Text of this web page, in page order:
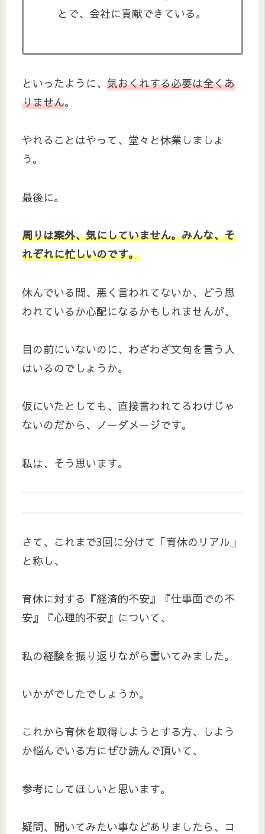
とで、会社に貢献できている。
といったように、 気おくれする必要は全くあ
りません。
やれることはやって、堂々と休業しましょ
う。
最後に。
周りは案外、気にしていません。みんな、そ
れぞれに忙しいのです。
休んでいる間、悪く言われてないか、どう思
われているか心配になるかもしれませんが、
目の前にいないのに、わざわざ文句を言う人
はいるのでしょうか。
仮にいたとしても、直接言われてるわけじゃ
ないのだから、ノーダメージです。
私は、そう思います。
さて、これまで3回に分けて「育休のリアル」
と称し、
育休に対する『経済的不安』『仕事面での不
安』『心理的不安』について、
私の経験を振り返りながら書いてみました。
いかがでしたでしょうか。
これから育休を取得しようとする方、しよう
か悩んでいる方にぜひ読んで頂いて、
参考にしてほしいと思います。
疑問、聞いてみたい事などありましたら、コ